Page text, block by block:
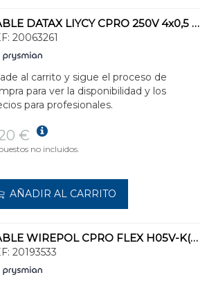
CABLE DATAX LIYCY CPRO 250V 4x0,5 (SE SUMINISTRA EN BOBINA)
20063261
al carrito y sigue el proceso de
para ver la disponibilidad y los
para profesionales.
€
no incluidos.
AÑADIR AL CARRITO
CABLE WIREPOL CPRO FLEX H05V-K(500V)-H07V-K(750V)1x1,5 GR(SE SUMINISTRA CJ.200m)
20193533